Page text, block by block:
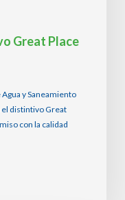
Great Place
y Saneamiento
el distintivo Great
con la calidad